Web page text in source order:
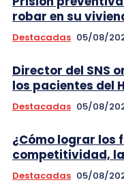
robar en su
Destacadas 05/08/
Director del SNS
los pacientes del
Destacadas 05/08/
¿Cómo lograr los
competitividad,
Destacadas 05/08/